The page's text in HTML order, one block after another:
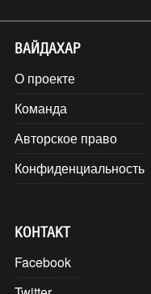
ВАЙДАХАР
О проекте
Команда
Авторское право
Конфиденциальность
КОНТАКТ
Facebook